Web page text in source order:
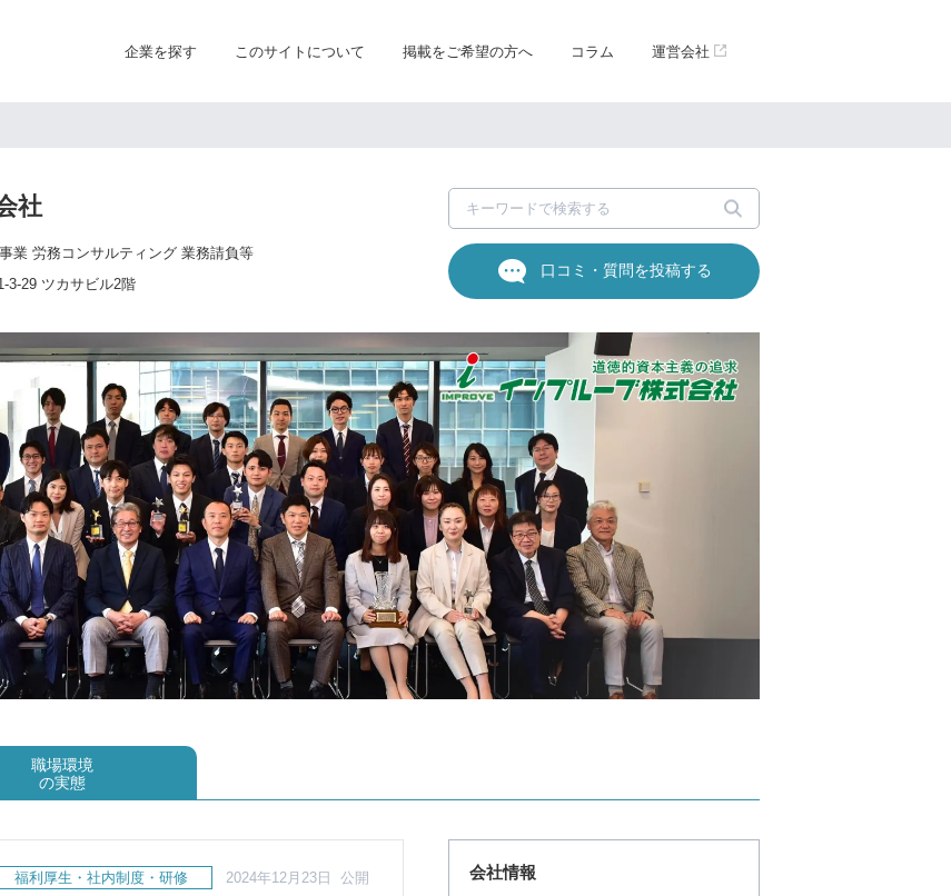
企業を探す このサイトについて 掲載をご希望の方へ コラム 運営会社
社
業 労務コンサルティング 業務請負等
3-29 ツカサビル2階
口コミ・質問を投稿する
職場環境
の実態
福利厚生・社内制度・研修 2024年12月23日 公開 会社情報